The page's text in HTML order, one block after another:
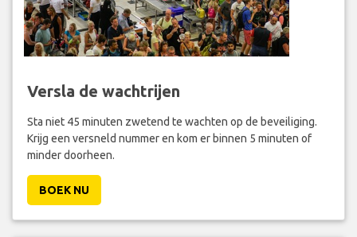
Versla de wachtrijen
Sta niet 45 minuten zwetend te wachten op de beveiliging.
Krijg een versneld nummer en kom er binnen 5 minuten of
minder doorheen.
BOEK NU